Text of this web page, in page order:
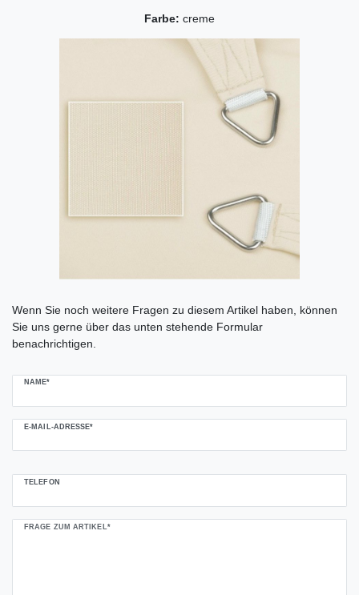
Farbe: creme
Wenn Sie noch weitere Fragen zu diesem Artikel haben, können
Sie uns gerne über das unten stehende Formular
benachrichtigen.
NAME*
E-MAIL-ADRESSE*
TELEFON
FRAGE ZUM ARTIKEL*